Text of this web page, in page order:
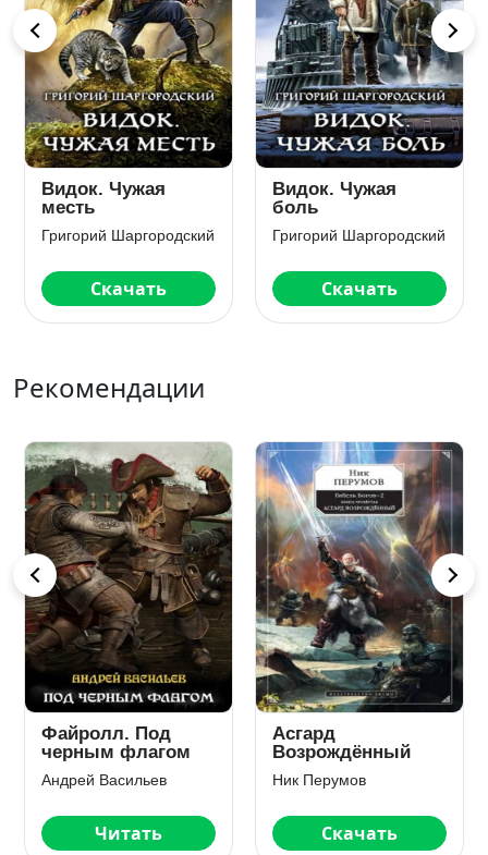
Видок. Чужая
боль
Григорий Шаргородский
Скачать
Видок. Цена жизни
Григорий Шаргородский
Скачать
Рекомендации
Напряжение.
Коронный разряд
Владимир Ильин
Скачать
Берсерк забытого
клана. Фракталы
потерянных душ
Юрий Москаленко
Скачать